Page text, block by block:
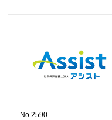
No.2590